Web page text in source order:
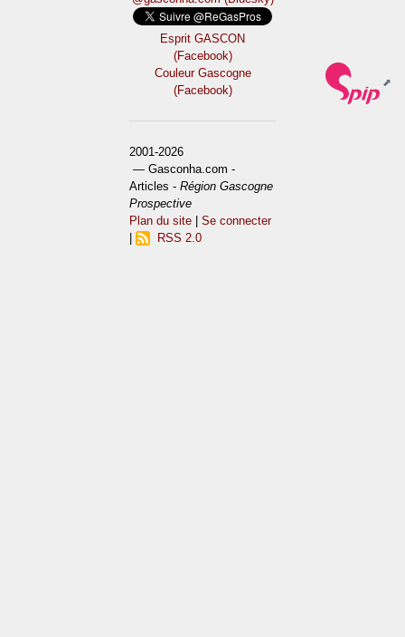
Esprit GASCON
(Facebook)
Couleur Gascogne
(Facebook)
2001-2026
— Gasconha.com -
Articles -Région Gascogne
Prospective
Plan du site |Se connecter
RSS 2.0